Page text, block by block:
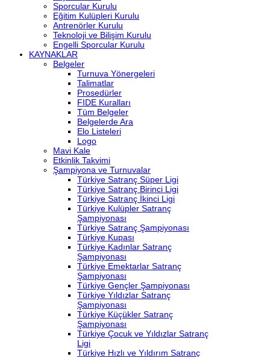
Sporcular Kurulu
Eğitim Kulüpleri Kurulu
Antrenörler Kurulu
Teknoloji ve Bilişim Kurulu
Engelli Sporcular Kurulu
KAYNAKLAR
Belgeler
Turnuva Yönergeleri
Talimatlar
Prosedürler
FIDE Kuralları
Tüm Belgeler
Belgelerde Ara
Elo Listeleri
Logo
Mavi Kale
Etkinlik Takvimi
Şampiyona ve Turnuvalar
Türkiye Satranç Süper Ligi
Türkiye Satranç Birinci Ligi
Türkiye Satranç İkinci Ligi
Türkiye Kulüpler Satranç
Şampiyonası
Türkiye Satranç Şampiyonası
Türkiye Kupası
Türkiye Kadınlar Satranç
Şampiyonası
Türkiye Emektarlar Satranç
Şampiyonası
Türkiye Gençler Şampiyonası
Türkiye Yıldızlar Satranç
Şampiyonası
Türkiye Küçükler Satranç
Şampiyonası
Türkiye Çocuk ve Yıldızlar Satranç
Ligi
Türkiye Hızlı ve Yıldırım Satranç